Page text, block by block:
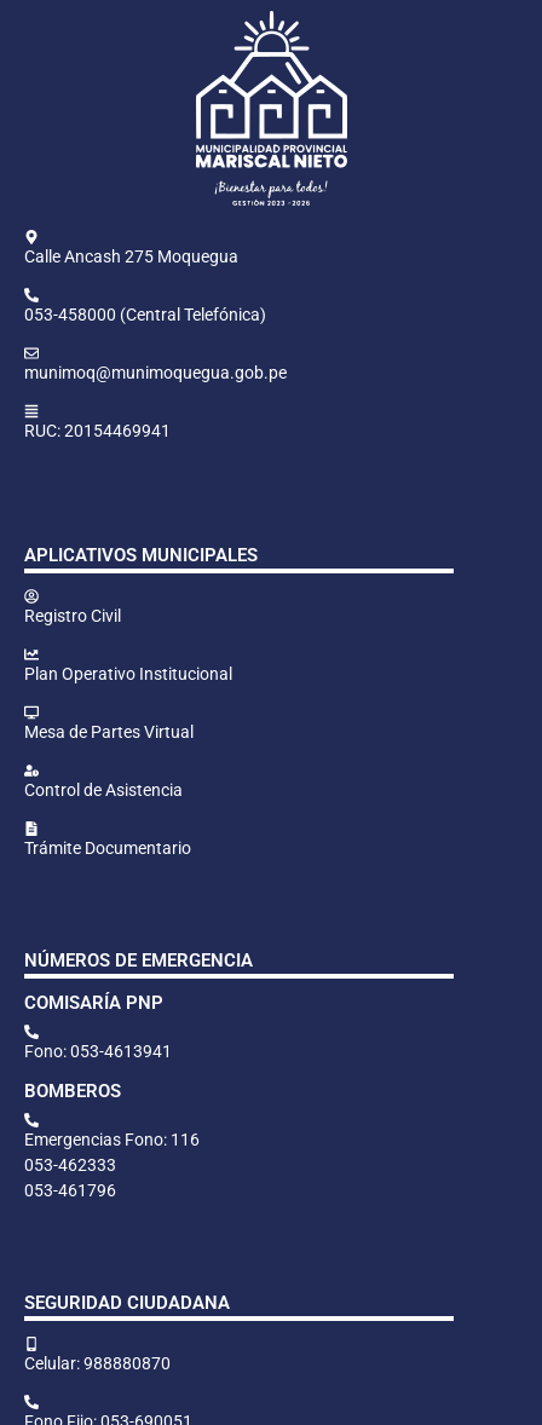
Calle Ancash 275 Moquegua
053-458000 (Central Telefónica)
munimoq@munimoquegua.gob.pe
RUC: 20154469941
APLICATIVOS MUNICIPALES
Registro Civil
Plan Operativo Institucional
Mesa de Partes Virtual
Control de Asistencia
Trámite Documentario
NÚMEROS DE EMERGENCIA
COMISARÍA PNP
Fono: 053-4613941
BOMBEROS
Emergencias Fono: 116
053-462333
053-461796
SEGURIDAD CIUDADANA
Celular: 988880870
Fono Fijo: 053-690051